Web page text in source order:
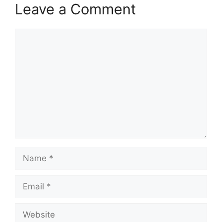
Leave a Comment
Name
Email
Website